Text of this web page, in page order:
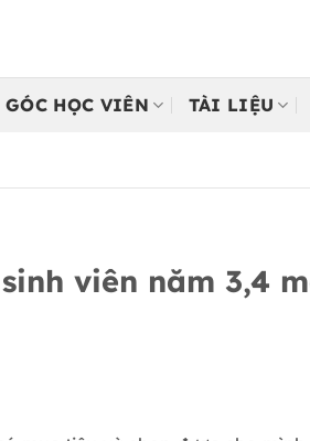
GÓC HỌC VIÊN TÀI LIỆU
viên năm 3,4